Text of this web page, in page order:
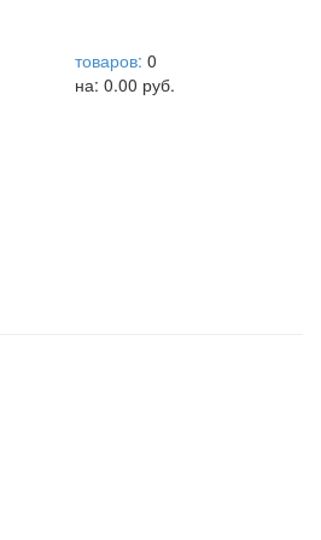
товаров: 0
на: 0.00 руб.